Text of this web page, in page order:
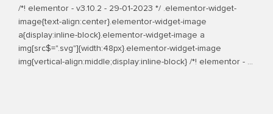
/*! elementor - v3.10.2 - 29-01-2023 */ .elementor-widget-
image{text-align:center}.elementor-widget-image
a{display:inline-block}.elementor-widget-image a
img[src$=".svg"]{width:48px}.elementor-widget-image
img{vertical-align:middle;display:inline-block} /*! elementor - ...